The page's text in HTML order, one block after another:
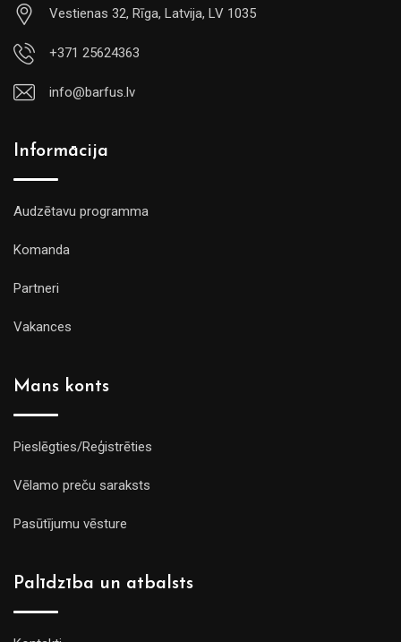
Vestienas 32, Rīga, Latvija, LV 1035
+371 25624363
info@barfus.lv
Informācija
Audzētavu programma
Komanda
Partneri
Vakances
Mans konts
Pieslēgties/Reģistrēties
Vēlamo preču saraksts
Pasūtījumu vēsture
Palīdzība un atbalsts